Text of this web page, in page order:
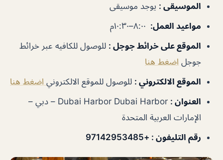
الموسيقى : يوجد موسيقى
مواعيد العمل:
الموقع على خرائط جوجل : للوصول للكافيه عبر خرائط
جوجل اضغط هنا
الموقع الالكتروني : للوصول للموقع الالكتروني اضغط هنا
العنوان :
Dubai Harbor Dubai Harbor – دبي –
الإمارات العربية المتحدة
رقم التليفون : +97142953485